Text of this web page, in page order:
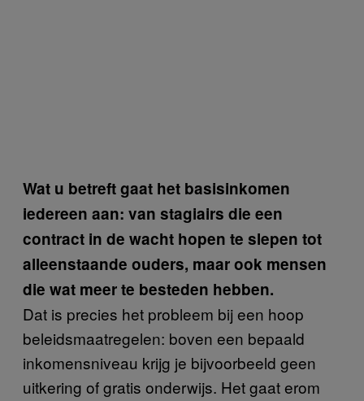
Wat u betreft gaat het basisinkomen
iedereen aan: van stagiairs die een
contract in de wacht hopen te slepen tot
alleenstaande ouders, maar ook mensen
die wat meer te besteden hebben.
Dat is precies het probleem bij een hoop
beleidsmaatregelen: boven een bepaald
inkomensniveau krijg je bijvoorbeeld geen
uitkering of gratis onderwijs. Het gaat erom